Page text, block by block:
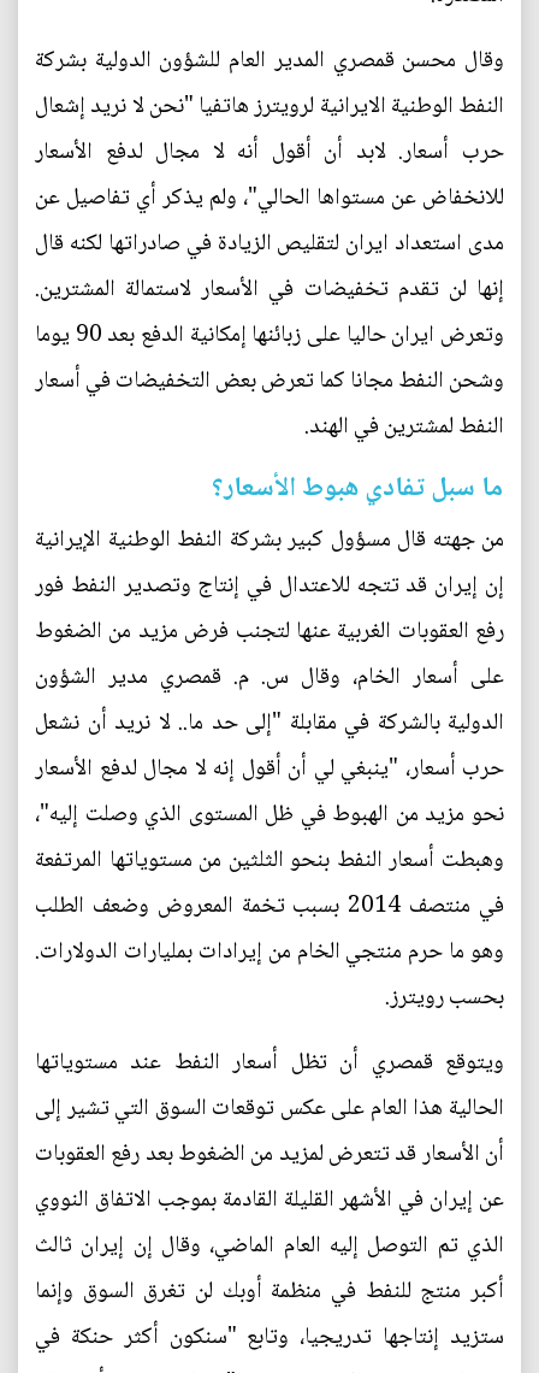
وقال محسن قمصري المدير العام للشؤون الدولية بشركة
النفط الوطنية الايرانية لرويترز هاتفيا "نحن لا نريد إشعال
حرب أسعار. لابد أن أقول أنه لا مجال لدفع الأسعار
للانخفاض عن مستواها الحالي"، ولم يذكر أي تفاصيل عن
مدى استعداد ايران لتقليص الزيادة في صادراتها لكنه قال
إنها لن تقدم تخفيضات في الأسعار لاستمالة المشترين.
وتعرض ايران حاليا على زبائنها إمكانية الدفع بعد 90 يوما
وشحن النفط مجانا كما تعرض بعض التخفيضات في أسعار
النفط لمشترين في الهند.
ما سبل تفادي هبوط الأسعار؟
من جهته قال مسؤول كبير بشركة النفط الوطنية الإيرانية
إن إيران قد تتجه للاعتدال في إنتاج وتصدير النفط فور
رفع العقوبات الغربية عنها لتجنب فرض مزيد من الضغوط
على أسعار الخام، وقال س. م. قمصري مدير الشؤون
الدولية بالشركة في مقابلة "إلى حد ما.. لا نريد أن نشعل
حرب أسعار، "ينبغي لي أن أقول إنه لا مجال لدفع الأسعار
نحو مزيد من الهبوط في ظل المستوى الذي وصلت إليه"،
وهبطت أسعار النفط بنحو الثلثين من مستوياتها المرتفعة
في منتصف 2014 بسبب تخمة المعروض وضعف الطلب
وهو ما حرم منتجي الخام من إيرادات بمليارات الدولارات.
بحسب رويترز.
ويتوقع قمصري أن تظل أسعار النفط عند مستوياتها
الحالية هذا العام على عكس توقعات السوق التي تشير إلى
أن الأسعار قد تتعرض لمزيد من الضغوط بعد رفع العقوبات
عن إيران في الأشهر القليلة القادمة بموجب الاتفاق النووي
الذي تم التوصل إليه العام الماضي، وقال إن إيران ثالث
أكبر منتج للنفط في منظمة أوبك لن تغرق السوق وإنما
ستزيد إنتاجها تدريجيا، وتابع "سنكون أكثر حنكة في